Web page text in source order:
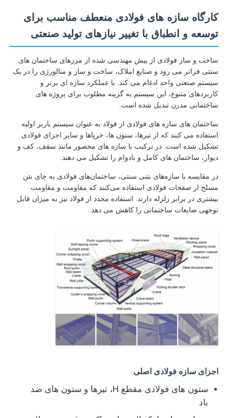
خانه
محصولات
دربارهی ما
کنترل کیفیت
تماس با ما
درخواست نقل قول
خانه های ساخته شده از فولاد سبک
کارگاه سازه های فولادی منعطف مناسب برای
توسعه و انطباق با تغییر نیازهای تولید صنعتی
ساخت و ساز فولادی از پیش مهندسی شده از مرزهای ساختمان های
سنتی فراتر می رود و صنایع املاک، ساخت و ساز و متالورژی را در یک
سیستم صنعتی واحد ادغام می کند. با عملکرد سازه ای برتر و
کاربردهای متنوع، این سیستم به گزینه مطلوب برای پروژه های
ساختمانی مدرن تبدیل شده است.
ساختمان های سازه های فولادی از فولاد به عنوان سیستم باربر اولیه
استفاده می کنند که از تیرها، ستون ها، خرپاها و سایر اجزای فولادی
تشکیل شده است. در ترکیب با سازه های محصور مانند سقف، کف و
دیوار، ساختمان های کامل و بادوام را تشکیل می دهند.
در مقایسه با سازه‌های بتنی سنتی، ساختمان‌های فولادی به جای بتن
مسلح از صفحات فولادی استفاده می‌کنند که مقاومت و مقاومت
بیشتری در برابر زلزله دارند. استفاده مجدد از فولاد نیز به میزان قابل
توجهی ضایعات ساختمانی را کاهش می دهد.
اجزای سازه فولادی اصلی
ستون های فولادی مقطع H، تیرها و ستون های ضد
باد